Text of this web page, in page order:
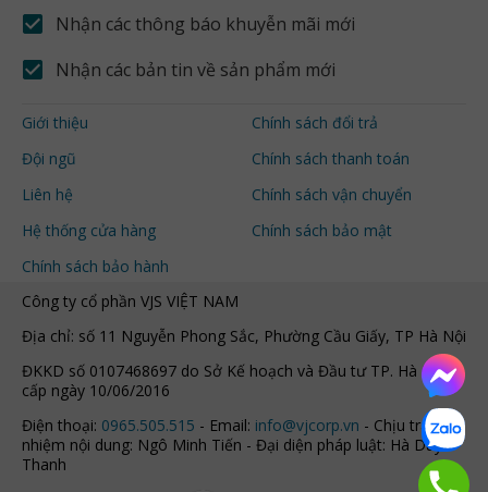
Nhận các thông báo khuyễn mãi mới
Nhận các bản tin về sản phẩm mới
Giới thiệu
Đội ngũ
Liên hệ
Hệ thống cửa hàng
Chính sách bảo hành
Chính sách đổi trả
Chính sách thanh toán
Chính sách vận chuyển
Chính sách bảo mật
Công ty cổ phần VJS VIỆT NAM
Địa chỉ: số 11 Nguyễn Phong Sắc, Phường Cầu Giấy, TP Hà Nội
ĐKKD số 0107468697 do Sở Kế hoạch và Đầu tư TP. Hà Nội
cấp ngày 10/06/2016
Điện thoại: 0965.505.515 - Email: info@vjcorp.vn - Chịu trách
nhiệm nội dung: Ngô Minh Tiến - Đại diện pháp luật: Hà Duy
Thanh